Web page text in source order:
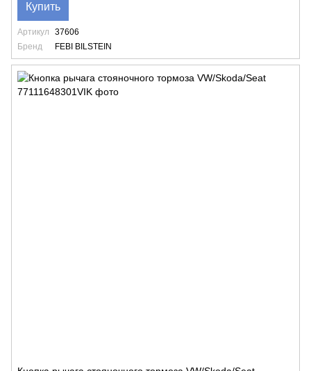
Купить
Артикул
37606
Бренд
FEBI BILSTEIN